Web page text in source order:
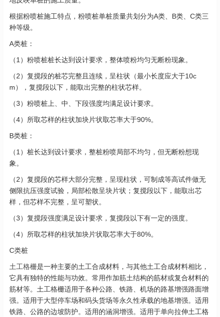
根据粉喷桩施工特点，粉喷桩单桩质量共划分为A类、B类、C类三
种等级。
A类桩：
（1）粉喷桩桩长达到设计要求，整体喷粉均匀无断粉现象。
（2）复搅段的桩芯完整且连续，呈柱状（最小长度应大于10c
m），复搅段以下，能取出完整的柱状芯样。
（3）粉喷桩上、中、下段强度均满足设计要求。
（4）所取芯样的柱状加块片状取芯率大于90%。
B类桩：
（1）桩长达到设计要求，整桩粉喷局部不均匀，但无断粉想现
象。
（2）复搅段的芯样大部分完整，呈现柱状，可制成等高试件做无
侧限抗压强度试验，局部松散呈块片状；复搅段以下，能取出芯
样，但芯样不完整，呈可塑状。
（3）复搅段强度满足设计要求，复搅段以下有一定的强度。
（4）所取芯样的柱状加块片状取芯率大于80%。
C类桩
土工格栅是一种主要的土工合成材料，与其他土工合成材料相比，
它具有独特的性能与功效。常用作加筋土结构的筋材或复合材料的
筋材等。土工格栅适用于各种公路、铁路、机场的路基增强路面增
强。适用于大型停车场和码头货场等永久性承载的地基增强。适用
铁路、公路的边坡防护。适用的涵洞增强。适用于单向拉伸土工格